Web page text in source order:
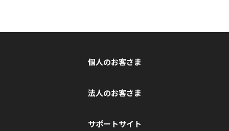
個人のお客さま
法人のお客さま
サポートサイト